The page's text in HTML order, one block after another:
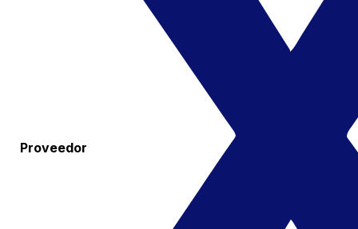
Proveedor